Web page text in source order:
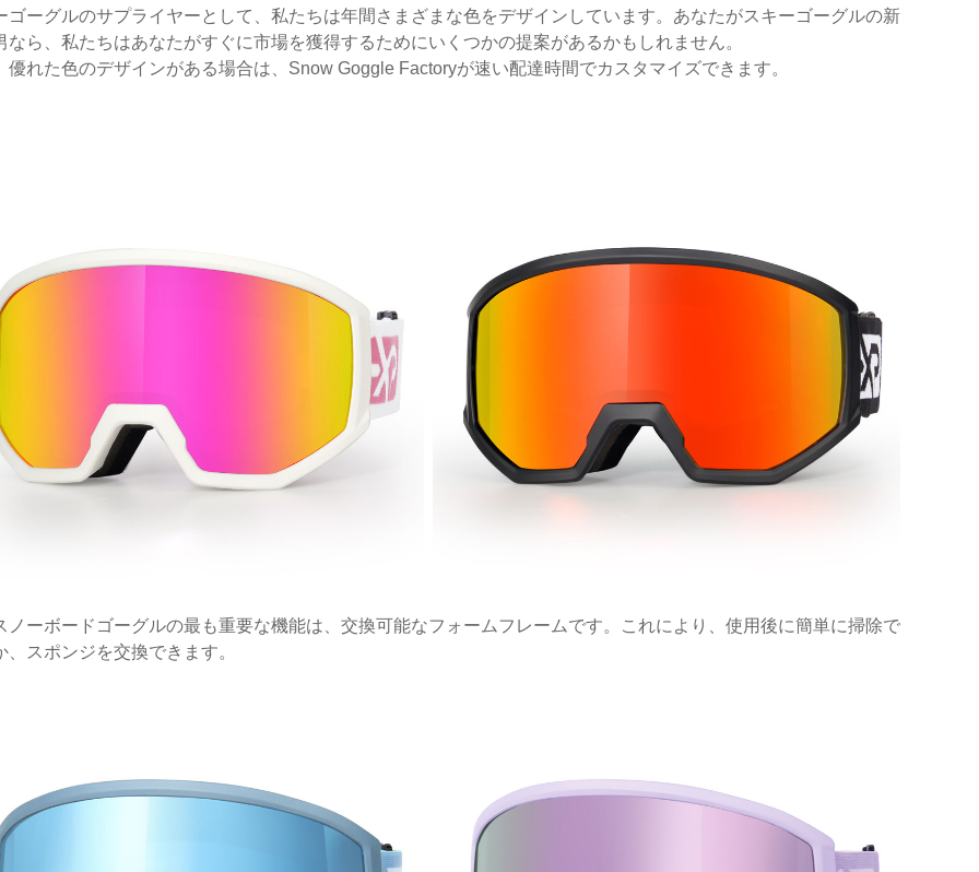
ゴーグルのサプライヤーとして、私たちは年間さまざまな色をデザインしています。あなたがスキーゴーグルの新
なら、私たちはあなたがすぐに市場を獲得するためにいくつかの提案があるかもしれません。
優れた色のデザインがある場合は、Snow Goggle Factoryが速い配達時間でカスタマイズできます。
ノーボードゴーグルの最も重要な機能は、交換可能なフォームフレームです。これにより、使用後に簡単に掃除で
、スポンジを交換できます。